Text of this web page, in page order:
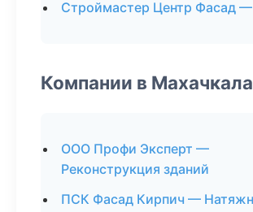
Строймастер Центр Фасад
Компании в Махачкала
ООО Профи Эксперт —
Реконструкция зданий
ПСК Фасад Кирпич —